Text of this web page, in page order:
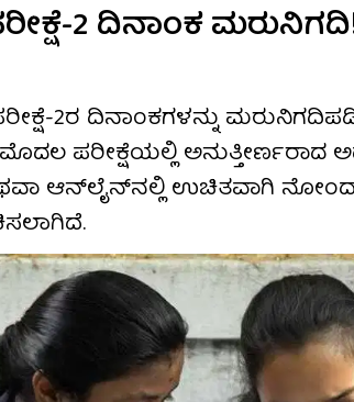
2 ದಿನಾಂಕ
2ರ ದಿನಾಂಕಗಳನ್ನು
ಪರೀಕ್ಷೆಯಲ್ಲಿ ಅನುತ್ತೀರ್ಣರಾದ
ಆನ್‌ಲೈನ್‌ನಲ್ಲಿ ಉಚಿತವಾಗಿ